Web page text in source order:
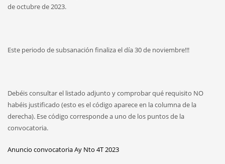
de octubre de 2023.
Este periodo de subsanación finaliza el día 30 de noviembre!!!
Debéis consultar el listado adjunto y comprobar qué requisito NO
habéis justificado (esto es el código aparece en la columna de la
derecha). Ese código corresponde a uno de los puntos de la
convocatoria.
Anuncio convocatoria Ay Nto 4T 2023